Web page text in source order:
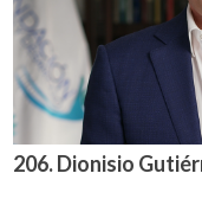
206. Dionisio